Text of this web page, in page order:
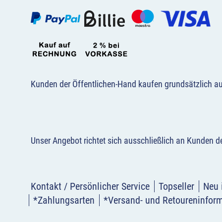
Kunden der Öffentlichen-Hand kaufen grundsätzlich
Unser Angebot richtet sich ausschließlich an Kunden
Kontakt / Persönlicher Service Topseller
*Zahlungsarten
*Versand- und